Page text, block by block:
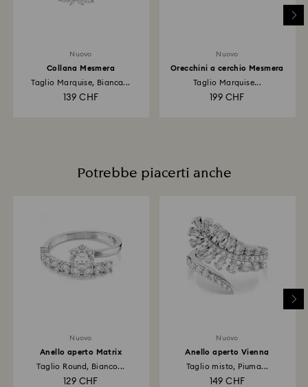
Nuovo
Collana Mesmera
Taglio Marquise, Bianca...
139 CHF
Nuovo
Orecchini a cerchio Mesmera
Taglio Marquise...
199 CHF
Potrebbe piacerti anche
Nuovo
Anello aperto Matrix
Taglio Round, Bianco...
129 CHF
Nuovo
Anello aperto Vienna
Taglio misto, Piuma...
149 CHF